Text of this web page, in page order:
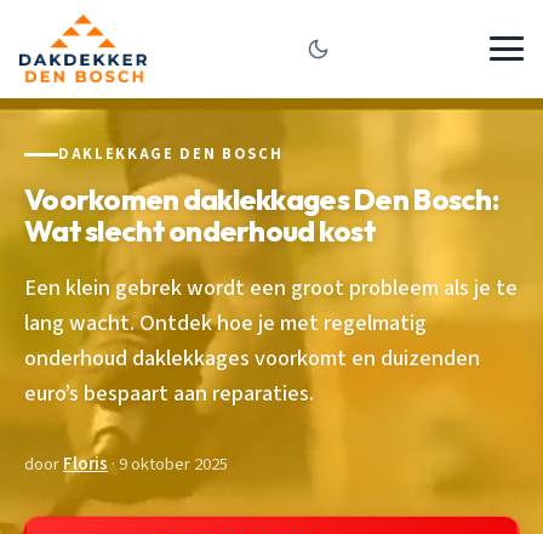
DAKLEKKAGE DEN BOSCH
Voorkomen daklekkages Den Bosch:
Wat slecht onderhoud kost
Een klein gebrek wordt een groot probleem als je te
lang wacht. Ontdek hoe je met regelmatig
onderhoud daklekkages voorkomt en duizenden
euro’s bespaart aan reparaties.
doorFloris· 9 oktober 2025